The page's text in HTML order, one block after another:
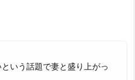
いう話題で妻と盛り上がっ